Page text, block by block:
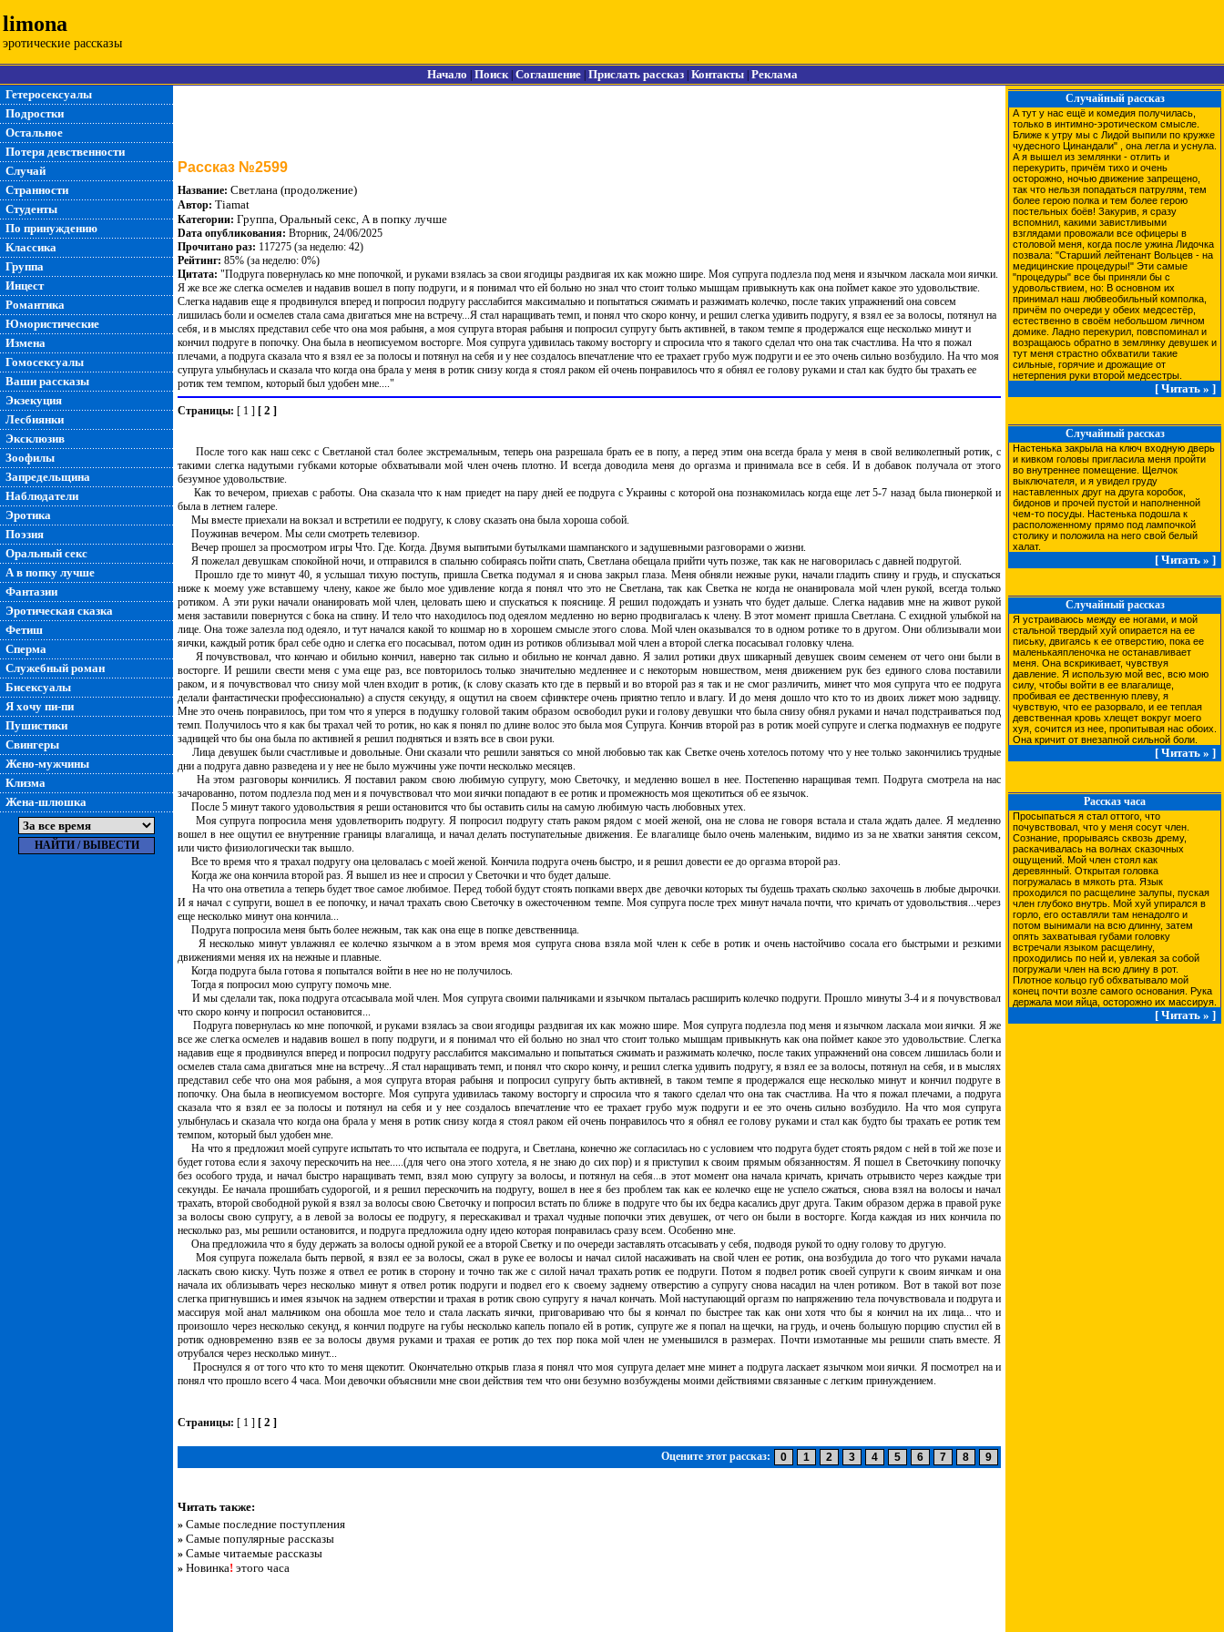
limona
эротические рассказы
Начало Поиск| Соглашение| Прислать рассказ| Контакты| Реклама
Гетеросексуалы
Подростки
Остальное
Потеря девственности
Случай
Странности
Студенты
По принуждению
Классика
Группа
Инцест
Романтика
Юмористические
Измена
Гомосексуалы
Ваши рассказы
Экзекуция
Лесбиянки
Эксклюзив
Зоофилы
Запредельщина
Наблюдатели
Эротика
Поэзия
Оральный секс
А в попку лучше
Фантазии
Эротическая сказка
Фетиш
Сперма
Служебный роман
Бисексуалы
Я хочу пи-пи
Пушистики
Свингеры
Жено-мужчины
Клизма
Жена-шлюшка
Рассказ №2599
Название: Светлана (продолжение)
Автор: Tiamat
Категории: Группа, Оральный секс, А в попку лучше
Dата опубликования: Вторник, 24/06/2025
Прочитано раз: 117275 (за неделю: 42)
Рейтинг: 85% (за неделю: 0%)
Цитата: "Подруга повернулась ко мне попочкой, и руками взялась за свои ягодицы раздвигая их как можно шире. Моя супруга подлезла под меня и язычком ласкала мои яички.
Я же все же слегка осмелев и надавив вошел в попу подруги, и я понимал что ей больно но знал что стоит только мышцам привыкнуть как она поймет какое это удовольствие.
Слегка надавив еще я продвинулся вперед и попросил подругу расслабится максимально и попытаться сжимать и разжимать колечко, после таких упражнений она совсем
лишилась боли и осмелев стала сама двигаться мне на встречу...Я стал наращивать темп, и понял что скоро кончу, и решил слегка удивить подругу, я взял ее за волосы, потянул на
себя, и в мыслях представил себе что она моя рабыня, а моя супруга вторая рабыня и попросил супругу быть активней, в таком темпе я продержался еще несколько минут и
кончил подруге в попочку. Она была в неописуемом восторге. Моя супруга удивилась такому восторгу и спросила что я такого сделал что она так счастлива. На что я пожал
плечами, а подруга сказала что я взял ее за полосы и потянул на себя и у нее создалось впечатление что ее трахает грубо муж подруги и ее это очень сильно возбудило. На что моя
супруга улыбнулась и сказала что когда она брала у меня в ротик снизу когда я стоял раком ей очень понравилось что я обнял ее голову руками и стал как будто бы трахать ее
ротик тем темпом, который был удобен мне...."
Страницы: [ 1 ] [ 2 ]
После того как наш секс с Светланой стал более экстремальным, теперь она разрешала брать ее в попу, а перед этим она всегда брала у меня в свой великолепный ротик, с
такими слегка надутыми губками которые обхватывали мой член очень плотно. И всегда доводила меня до оргазма и принимала все в себя. И в добавок получала от этого
безумное удовольствие.
Как то вечером, приехав с работы. Она сказала что к нам приедет на пару дней ее подруга с Украины с которой она познакомилась когда еще лет 5-7 назад была пионеркой и
была в летнем галере.
Мы вместе приехали на вокзал и встретили ее подругу, к слову сказать она была хороша собой.
Поужинав вечером. Мы сели смотреть телевизор.
Вечер прошел за просмотром игры Что. Где. Когда. Двумя выпитыми бутылками шампанского и задушевными разговорами о жизни.
Я пожелал девушкам спокойной ночи, и отправился в спальню собираясь пойти спать, Светлана обещала прийти чуть позже, так как не наговорилась с давней подругой.
Прошло где то минут 40, я услышал тихую поступь, пришла Светка подумал я и снова закрыл глаза. Меня обняли нежные руки, начали гладить спину и грудь, и спускаться
ниже к моему уже вставшему члену, какое же было мое удивление когда я понял что это не Светлана, так как Светка не когда не онанировала мой член рукой, всегда только
ротиком. А эти руки начали онанировать мой член, целовать шею и спускаться к пояснице. Я решил подождать и узнать что будет дальше. Слегка надавив мне на живот рукой
меня заставили повернутся с бока на спину. И тело что находилось под одеялом медленно но верно продвигалась к члену. В этот момент пришла Светлана. С ехидной улыбкой на
лице. Она тоже залезла под одеяло, и тут начался какой то кошмар но в хорошем смысле этого слова. Мой член оказывался то в одном ротике то в другом. Они облизывали мои
яички, каждый ротик брал себе одно и слегка его посасывал, потом один из ротиков облизывал мой член а второй слегка посасывал головку члена.
Я почувствовал, что кончаю и обильно кончил, наверно так сильно и обильно не кончал давно. Я залил ротики двух шикарный девушек своим семенем от чего они были в
восторге. И решили свести меня с ума еще раз, все повторилось только значительно медленнее и с некоторым новшеством, меня движением рук без единого слова поставили
раком, и я почувствовал что снизу мой член входит в ротик, (к слову сказать кто где в первый и во второй раз я так и не смог различить, минет что моя супруга что ее подруга
делали фантастически профессионально) а спустя секунду, я ощутил на своем сфинктере очень приятно тепло и влагу. И до меня дошло что кто то из двоих лижет мою задницу.
Мне это очень понравилось, при том что я уперся в подушку головой таким образом освободил руки и голову девушки что была снизу обнял руками и начал подстраиваться под
темп. Получилось что я как бы трахал чей то ротик, но как я понял по длине волос это была моя Супруга. Кончив второй раз в ротик моей супруге и слегка подмахнув ее подруге
задницей что бы она была по активней я решил подняться и взять все в свои руки.
Лица девушек были счастливые и довольные. Они сказали что решили заняться со мной любовью так как Светке очень хотелось потому что у нее только закончились трудные
дни а подруга давно разведена и у нее не было мужчины уже почти несколько месяцев.
На этом разговоры кончились. Я поставил раком свою любимую супругу, мою Светочку, и медленно вошел в нее. Постепенно наращивая темп. Подруга смотрела на нас
зачарованно, потом подлезла под мен и я почувствовал что мои яички попадают в ее ротик и промежность моя щекотиться об ее язычок.
После 5 минут такого удовольствия я реши остановится что бы оставить силы на самую любимую часть любовных утех.
Моя супруга попросила меня удовлетворить подругу. Я попросил подругу стать раком рядом с моей женой, она не слова не говоря встала и стала ждать далее. Я медленно
вошел в нее ощутил ее внутренние границы влагалища, и начал делать поступательные движения. Ее влагалище было очень маленьким, видимо из за не хватки занятия сексом,
или чисто физиологически так вышло.
Все то время что я трахал подругу она целовалась с моей женой. Кончила подруга очень быстро, и я решил довести ее до оргазма второй раз.
Когда же она кончила второй раз. Я вышел из нее и спросил у Светочки и что будет дальше.
На что она ответила а теперь будет твое самое любимое. Перед тобой будут стоять попками вверх две девочки которых ты будешь трахать сколько захочешь в любые дырочки.
И я начал с супруги, вошел в ее попочку, и начал трахать свою Светочку в ожесточенном темпе. Моя супруга после трех минут начала почти, что кричать от удовольствия...через
еще несколько минут она кончила...
Подруга попросила меня быть более нежным, так как она еще в попке девственница.
Я несколько минут увлажнял ее колечко язычком а в этом время моя супруга снова взяла мой член к себе в ротик и очень настойчиво сосала его быстрыми и резкими
движениями меняя их на нежные и плавные.
Когда подруга была готова я попытался войти в нее но не получилось.
Тогда я попросил мою супругу помочь мне.
И мы сделали так, пока подруга отсасывала мой член. Моя супруга своими пальчиками и язычком пыталась расширить колечко подруги. Прошло минуты 3-4 и я почувствовал
что скоро кончу и попросил остановится...
Подруга повернулась ко мне попочкой, и руками взялась за свои ягодицы раздвигая их как можно шире. Моя супруга подлезла под меня и язычком ласкала мои яички. Я же
все же слегка осмелев и надавив вошел в попу подруги, и я понимал что ей больно но знал что стоит только мышцам привыкнуть как она поймет какое это удовольствие. Слегка
надавив еще я продвинулся вперед и попросил подругу расслабится максимально и попытаться сжимать и разжимать колечко, после таких упражнений она совсем лишилась боли и
осмелев стала сама двигаться мне на встречу...Я стал наращивать темп, и понял что скоро кончу, и решил слегка удивить подругу, я взял ее за волосы, потянул на себя, и в мыслях
представил себе что она моя рабыня, а моя супруга вторая рабыня и попросил супругу быть активней, в таком темпе я продержался еще несколько минут и кончил подруге в
попочку. Она была в неописуемом восторге. Моя супруга удивилась такому восторгу и спросила что я такого сделал что она так счастлива. На что я пожал плечами, а подруга
сказала что я взял ее за полосы и потянул на себя и у нее создалось впечатление что ее трахает грубо муж подруги и ее это очень сильно возбудило. На что моя супруга
улыбнулась и сказала что когда она брала у меня в ротик снизу когда я стоял раком ей очень понравилось что я обнял ее голову руками и стал как будто бы трахать ее ротик тем
темпом, который был удобен мне.
На что я предложил моей супруге испытать то что испытала ее подруга, и Светлана, конечно же согласилась но с условием что подруга будет стоять рядом с ней в той же позе и
будет готова если я захочу перескочить на нее.....(для чего она этого хотела, я не знаю до сих пор) и я приступил к своим прямым обязанностям. Я пошел в Светочкину попочку
без особого труда, и начал быстро наращивать темп, взял мою супругу за волосы, и потянул на себя...в этот момент она начала кричать, кричать отрывисто через каждые три
секунды. Ее начала прошибать судорогой, и я решил перескочить на подругу, вошел в нее я без проблем так как ее колечко еще не успело сжаться, снова взял на волосы и начал
трахать, второй свободной рукой я взял за волосы свою Светочку и попросил встать по ближе в подруге что бы их бедра касались друг друга. Таким образом держа в правой руке
за волосы свою супругу, а в левой за волосы ее подругу, я перескакивал и трахал чудные попочки этих девушек, от чего он были в восторге. Когда каждая из них кончила по
несколько раз, мы решили остановится, и подруга предложила одну идею которая понравилась сразу всем. Особенно мне.
Она предложила что я буду держать за волосы одной рукой ее а второй Светку и по очереди заставлять отсасывать у себя, подводя рукой то одну голову то другую.
Моя супруга пожелала быть первой, я взял ее за волосы, сжал в руке ее волосы и начал силой насаживать на свой член ее ротик, она возбудила до того что руками начала
ласкать свою киску. Чуть позже я отвел ее ротик в сторону и точно так же с силой начал трахать ротик ее подруги. Потом я подвел ротик своей супруги к своим яичкам и она
начала их облизывать через несколько минут я отвел ротик подруги и подвел его к своему заднему отверстию а супругу снова насадил на член ротиком. Вот в такой вот позе
слегка пригнувшись и имея язычок на заднем отверстии и трахая в ротик свою супругу я начал кончать. Мой наступающий оргазм по напряжению тела почувствовала и подруга и
массируя мой анал мальчиком она обошла мое тело и стала ласкать яички, приговариваю что бы я кончал по быстрее так как они хотя что бы я кончил на их лица... что и
произошло через несколько секунд, я кончил подруге на губы несколько капель попало ей в ротик, супруге же я попал на щечки, на грудь, и очень большую порцию спустил ей в
ротик одновременно взяв ее за волосы двумя руками и трахая ее ротик до тех пор пока мой член не уменьшился в размерах. Почти измотанные мы решили спать вместе. Я
отрубался через несколько минут...
Проснулся я от того что кто то меня щекотит. Окончательно открыв глаза я понял что моя супруга делает мне минет а подруга ласкает язычком мои яички. Я посмотрел на и
понял что прошло всего 4 часа. Мои девочки объяснили мне свои действия тем что они безумно возбуждены моими действиями связанные с легким принуждением.
Страницы: [ 1 ] [ 2 ]
Оцените этот рассказ:
Читать также:
» Самые последние поступления
» Самые популярные рассказы
» Самые читаемые рассказы
» Новинка! этого часа
Случайный рассказ
А тут у нас ещё и комедия получилась,
только в интимно-эротическом смысле.
Ближе к утру мы с Лидой выпили по кружке
чудесного Цинандали" , она легла и уснула.
А я вышел из землянки - отлить и
перекурить, причём тихо и очень
осторожно, ночью движение запрещено,
так что нельзя попадаться патрулям, тем
более герою полка и тем более герою
постельных боёв! Закурив, я сразу
вспомнил, какими завистливыми
взглядами провожали все офицеры в
столовой меня, когда после ужина Лидочка
позвала: "Старший лейтенант Вольцев - на
медицинские процедуры!" Эти самые
"процедуры" все бы приняли бы с
удовольствием, но: В основном их
принимал наш любвеобильный комполка,
причём по очереди у обеих медсестёр,
естественно в своём небольшом личном
домике. Ладно перекурил, повспоминал и
возращаюсь обратно в землянку девушек и
тут меня страстно обхватили такие
сильные, горячие и дрожащие от
нетерпения руки второй медсестры.
[ Читать » ]
Случайный рассказ
Настенька закрыла на ключ входную дверь
и кивком головы пригласила меня пройти
во внутреннее помещение. Щелчок
выключателя, и я увидел груду
наставленных друг на друга коробок,
бидонов и прочей пустой и наполненной
чем-то посуды. Настенька подошла к
расположенному прямо под лампочкой
столику и положила на него свой белый
халат.
[ Читать » ]
Случайный рассказ
Я устраиваюсь между ее ногами, и мой
стальной твердый хуй опирается на ее
письку, двигаясь к ее отверстию, пока ее
маленькаяпленочка не останавливает
меня. Она вскрикивает, чувствуя
давление. Я использую мой вес, всю мою
силу, чтобы войти в ее влагалище,
пробивая ее дественную плеву, я
чувствую, что ее разорвало, и ее теплая
девственная кровь хлещет вокруг моего
хуя, сочится из нее, пропитывая нас обоих.
Она кричит от внезапной сильной боли.
[ Читать » ]
Рассказ часа
Просыпаться я стал оттого, что
почувствовал, что у меня сосут член.
Сознание, прорываясь сквозь дрему,
раскачивалась на волнах сказочных
ощущений. Мой член стоял как
деревянный. Открытая головка
погружалась в мякоть рта. Язык
проходился по расщелине залупы, пуская
член глубоко внутрь. Мой хуй упирался в
горло, его оставляли там ненадолго и
потом вынимали на всю длинну, затем
опять захватывая губами головку
встречали языком расщелину,
проходились по ней и, увлекая за собой
погружали член на всю длину в рот.
Плотное кольцо губ обхватывало мой
конец почти возле самого основания. Рука
держала мои яйца, осторожно их массируя.
[ Читать » ]